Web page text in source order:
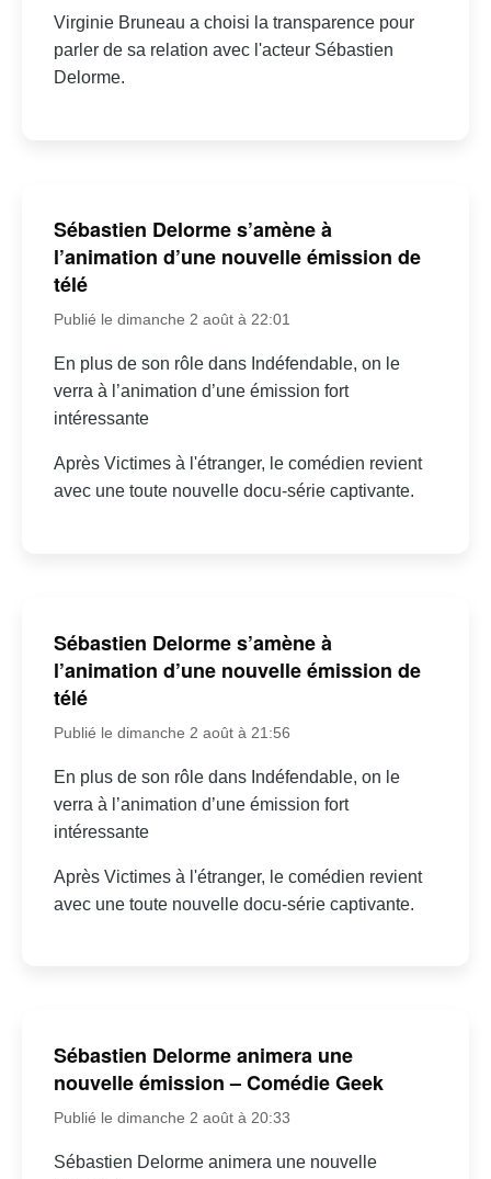
Virginie Bruneau a choisi la transparence pour
parler de sa relation avec l'acteur Sébastien
Delorme.
Sébastien Delorme s’amène à
l’animation d’une nouvelle émission de
télé
Publié le dimanche 2 août à 22:01
En plus de son rôle dans Indéfendable, on le
verra à l’animation d’une émission fort
intéressante
Après Victimes à l'étranger, le comédien revient
avec une toute nouvelle docu-série captivante.
Sébastien Delorme s’amène à
l’animation d’une nouvelle émission de
télé
Publié le dimanche 2 août à 21:56
En plus de son rôle dans Indéfendable, on le
verra à l’animation d’une émission fort
intéressante
Après Victimes à l'étranger, le comédien revient
avec une toute nouvelle docu-série captivante.
Sébastien Delorme animera une
nouvelle émission – Comédie Geek
Publié le dimanche 2 août à 20:33
Sébastien Delorme animera une nouvelle